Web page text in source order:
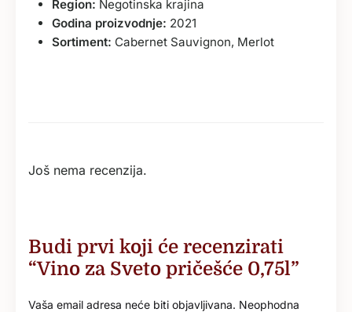
Region: Negotinska krajina
Godina proizvodnje: 2021
Sortiment: Cabernet Sauvignon, Merlot
Još nema recenzija.
Budi prvi koji će recenzirati
“Vino za Sveto pričešće 0,75l”
Vaša email adresa neće biti objavljivana. Neophodna